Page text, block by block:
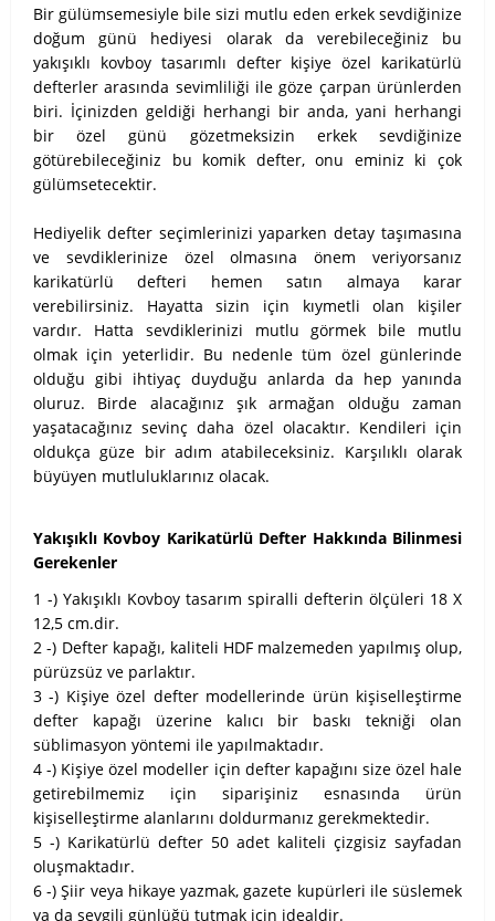
Bir gülümsemesiyle bile sizi mutlu eden erkek sevdiğinize
doğum günü hediyesi olarak da verebileceğiniz bu
yakışıklı kovboy tasarımlı defter kişiye özel karikatürlü
defterler arasında sevimliliği ile göze çarpan ürünlerden
biri. İçinizden geldiği herhangi bir anda, yani herhangi
bir özel günü gözetmeksizin erkek sevdiğinize
götürebileceğiniz bu komik defter, onu eminiz ki çok
gülümsetecektir.
Hediyelik defter seçimlerinizi yaparken detay taşımasına
ve sevdiklerinize özel olmasına önem veriyorsanız
karikatürlü defteri hemen satın almaya karar
verebilirsiniz. Hayatta sizin için kıymetli olan kişiler
vardır. Hatta sevdiklerinizi mutlu görmek bile mutlu
olmak için yeterlidir. Bu nedenle tüm özel günlerinde
olduğu gibi ihtiyaç duyduğu anlarda da hep yanında
oluruz. Birde alacağınız şık armağan olduğu zaman
yaşatacağınız sevinç daha özel olacaktır. Kendileri için
oldukça güze bir adım atabileceksiniz. Karşılıklı olarak
büyüyen mutluluklarınız olacak.
Yakışıklı Kovboy Karikatürlü Defter Hakkında Bilinmesi
Gerekenler
1 -) Yakışıklı Kovboy tasarım spiralli defterin ölçüleri 18 X
12,5 cm.dir.
2 -) Defter kapağı, kaliteli HDF malzemeden yapılmış olup,
pürüzsüz ve parlaktır.
3 -) Kişiye özel defter modellerinde ürün kişiselleştirme
defter kapağı üzerine kalıcı bir baskı tekniği olan
süblimasyon yöntemi ile yapılmaktadır.
4 -) Kişiye özel modeller için defter kapağını size özel hale
getirebilmemiz için siparişiniz esnasında ürün
kişiselleştirme alanlarını doldurmanız gerekmektedir.
5 -) Karikatürlü defter 50 adet kaliteli çizgisiz sayfadan
oluşmaktadır.
6 -) Şiir veya hikaye yazmak, gazete kupürleri ile süslemek
ya da sevgili günlüğü tutmak için idealdir.